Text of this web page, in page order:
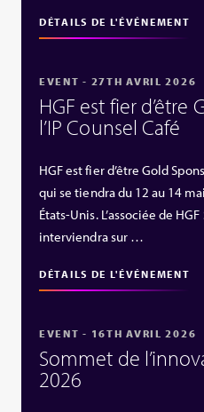
DÉTAILS DE L'ÉVÉNEMENT
EVENT - 27TH AVRIL 2026
HGF est fier d’être
l’IP Counsel Café
HGF est fier d’être Gold
qui se tiendra du 12 au 14
États‑Unis. L’associée de
interviendra sur …
DÉTAILS DE L'ÉVÉNEMENT
EVENT - 16TH AVRIL 2026
Sommet de
2026